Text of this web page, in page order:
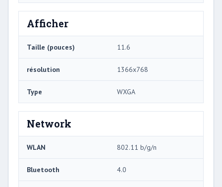
Afficher
Taille (pouces) 11.6
résolution 1366x768
Type WXGA
Network
WLAN 802.11 b/g/n
Bluetooth 4.0